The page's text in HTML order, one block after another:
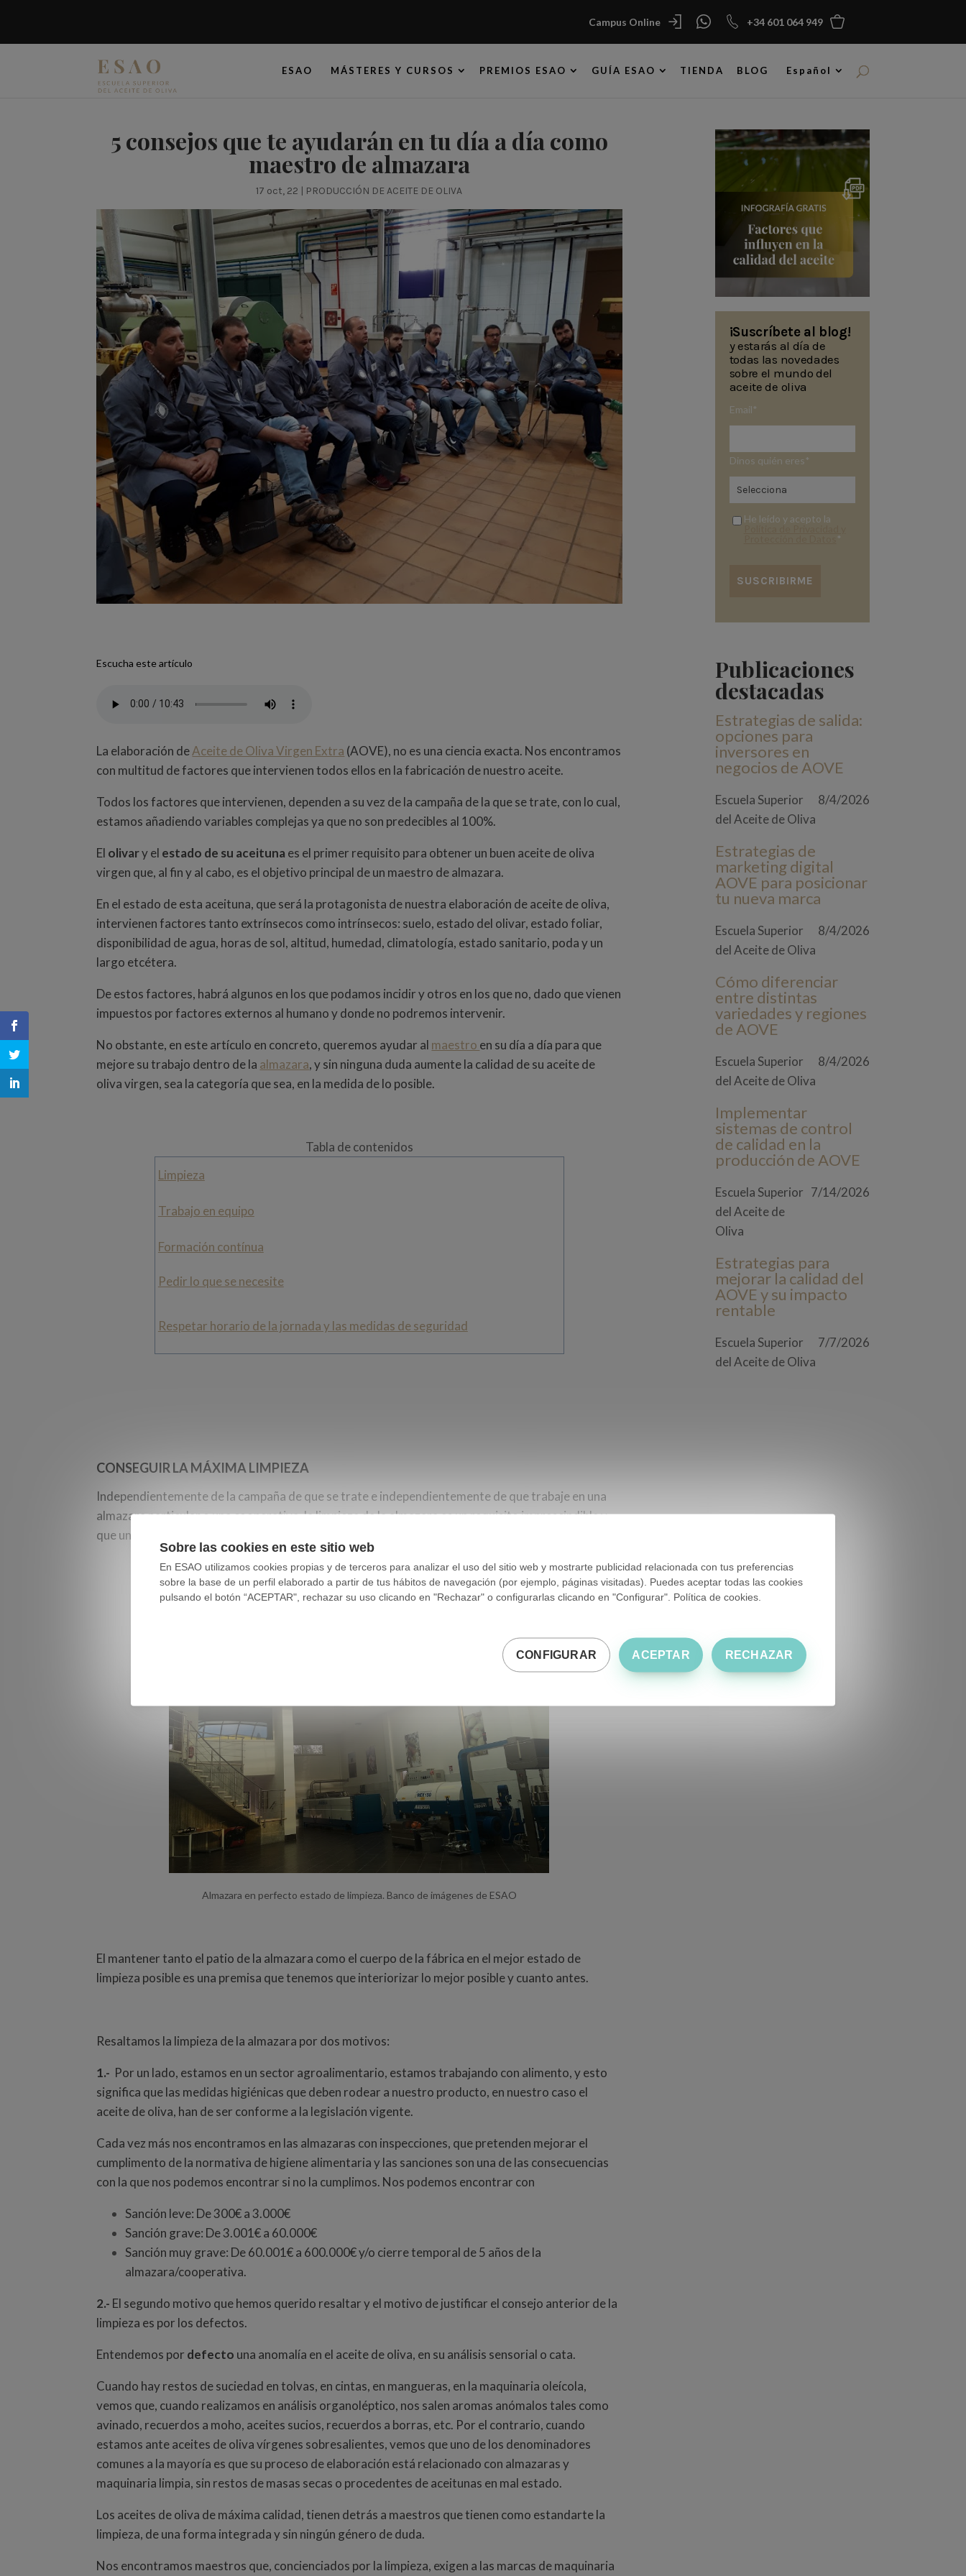
Campus Online +34 601 064 949
ESAO MÁSTERES Y CURSOS PREMIOS ESAO GUÍA ESAO TIENDA BLOG Español
5 consejos que te ayudarán en tu día a día como
maestro de almazara
17 oct, 22 | PRODUCCIÓN DE ACEITE DE OLIVA
Escucha este artículo
La elaboración deAceite de Oliva Virgen Extra (AOVE), no es una ciencia exacta. Nos encontramos
con multitud de factores que intervienen todos ellos en la fabricación de nuestro aceite.
Todos los factores que intervienen, dependen a su vez de la campaña de la que se trate, con lo cual,
estamos añadiendo variables complejas ya que no son predecibles al 100%.
El olivary el estado de su aceituna es el primer requisito para obtener un buen aceite de oliva
virgen que, al fin y al cabo, es el objetivo principal de un maestro de almazara.
En el estado de esta aceituna, que será la protagonista de nuestra elaboración de aceite de oliva,
intervienen factores tanto extrínsecos como intrínsecos: suelo, estado del olivar, estado foliar,
disponibilidad de agua, horas de sol, altitud, humedad, climatología, estado sanitario, poda y un
largo etcétera.
De estos factores, habrá algunos en los que podamos incidir y otros en los que no, dado que vienen
impuestos por factores externos al humano y donde no podremos intervenir.
No obstante, en este artículo en concreto, queremos ayudar al maestro en su día a día para que
mejore su trabajo dentro de la almazara, y sin ninguna duda aumente la calidad de su aceite de
oliva virgen, sea la categoría que sea, en la medida de lo posible.
Tabla de contenidos
Limpieza
Trabajo en equipo
Formación contínua
Pedir lo que se necesite
Respetar horario de la jornada y las medidas de seguridad
CONSEGUIR LA MÁXIMA LIMPIEZA
Independientemente de la campaña de que se trate e independientemente de que trabaje en una
almazara particular o una cooperativa, la limpieza de la almazara es un requisito imprescindible y
que un maestro de almazara ha de tener en cuenta.
Almazara en perfecto estado de limpieza. Banco de imágenes de ESAO
El mantener tanto el patio de la almazara como el cuerpo de la fábrica en el mejor estado de
limpieza posible es una premisa que tenemos que interiorizar lo mejor posible y cuanto antes.
Resaltamos la limpieza de la almazara por dos motivos:
1.- Por un lado, estamos en un sector agroalimentario, estamos trabajando con alimento, y esto
significa que las medidas higiénicas que deben rodear a nuestro producto, en nuestro caso el
aceite de oliva, han de ser conforme a la legislación vigente.
Cada vez más nos encontramos en las almazaras con inspecciones, que pretenden mejorar el
cumplimento de la normativa de higiene alimentaria y las sanciones son una de las consecuencias
con la que nos podemos encontrar si no la cumplimos. Nos podemos encontrar con
Sanción leve: De 300€ a 3.000€
Sanción grave: De 3.001€ a 60.000€
Sanción muy grave: De 60.001€ a 600.000€ y/o cierre temporal de 5 años de la
almazara/cooperativa.
2.- El segundo motivo que hemos querido resaltar y el motivo de justificar el consejo anterior de la
limpieza es por los defectos.
Entendemos por defecto una anomalía en el aceite de oliva, en su análisis sensorial o cata.
Cuando hay restos de suciedad en tolvas, en cintas, en mangueras, en la maquinaria oleícola,
vemos que, cuando realizamos en análisis organoléptico, nos salen aromas anómalos tales como
avinado, recuerdos a moho, aceites sucios, recuerdos a borras, etc. Por el contrario, cuando
estamos ante aceites de oliva vírgenes sobresalientes, vemos que uno de los denominadores
comunes a la mayoría es que su proceso de elaboración está relacionado con almazaras y
maquinaria limpia, sin restos de masas secas o procedentes de aceitunas en mal estado.
Los aceites de oliva de máxima calidad, tienen detrás a maestros que tienen como estandarte la
limpieza, de una forma integrada y sin ningún género de duda.
Nos encontramos maestros que, concienciados por la limpieza, exigen a las marcas de maquinaria
¡Suscríbete al blog!
y estarás al día de
todas las novedades
sobre el mundo del
aceite de oliva
Email *
Dinos quién eres *
He leído y acepto la
*
Publicaciones
destacadas
Estrategias de salida:
opciones para
inversores en
negocios de AOVE
Escuela Superior
del Aceite de Oliva
8/4/2026
Estrategias de
marketing digital
AOVE para posicionar
tu nueva marca
Escuela Superior
del Aceite de Oliva
8/4/2026
Cómo diferenciar
entre distintas
variedades y regiones
de AOVE
Escuela Superior
del Aceite de Oliva
8/4/2026
Implementar
sistemas de control
de calidad en la
producción de AOVE
Escuela Superior
del Aceite de
Oliva
7/14/2026
Estrategias para
mejorar la calidad del
AOVE y su impacto
rentable
Escuela Superior
del Aceite de Oliva
7/7/2026
Sobre las cookies en este sitio web
En ESAO utilizamos cookies propias y de terceros para analizar el uso del sitio web y mostrarte publicidad relacionada con tus preferencias
sobre la base de un perfil elaborado a partir de tus hábitos de navegación (por ejemplo, páginas visitadas). Puedes aceptar todas las cookies
pulsando el botón “ACEPTAR", rechazar su uso clicando en "Rechazar" o configurarlas clicando en "Configurar". Política de cookies.
ACEPTAR
CONFIGURAR RECHAZAR